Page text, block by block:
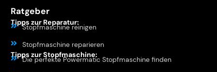
Ratgeber
Tipps zur Reparatur:
Stopfmaschine reinigen
Stopfmaschine reparieren
Tipps zur Stopfmaschine:
Die perfekte Powermatic Stopfmaschine finden